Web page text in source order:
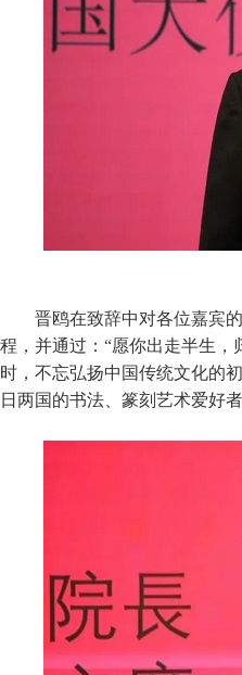
晋鸥在致辞中对各位嘉宾
程，并通过：“愿你出走半生
时，不忘弘扬中国传统文化的
日两国的书法、篆刻艺术爱好